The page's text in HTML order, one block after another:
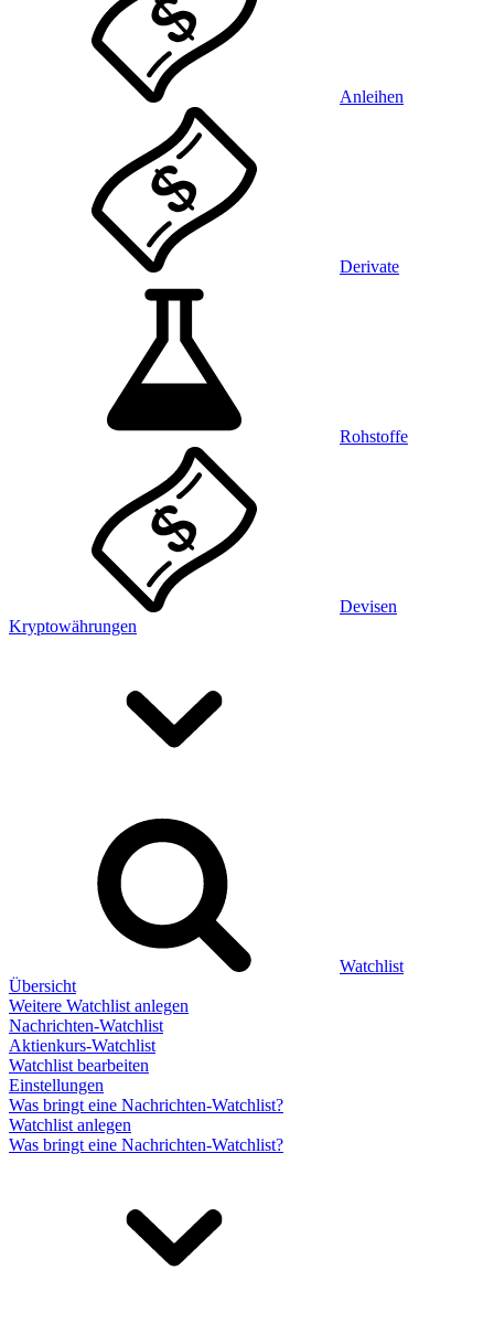
Anleihen
Derivate
Rohstoffe
Devisen
Kryptowährungen
Watchlist
Übersicht
Weitere Watchlist anlegen
Nachrichten-Watchlist
Aktienkurs-Watchlist
Watchlist bearbeiten
Einstellungen
Was bringt eine Nachrichten-Watchlist?
Watchlist anlegen
Was bringt eine Nachrichten-Watchlist?